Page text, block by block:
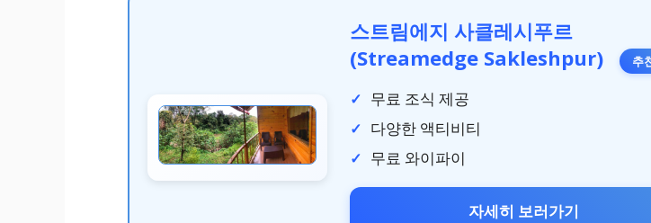
스트림에지 사클레시푸르
(Streamedge Sakleshpur)
추
무료 조식 제공
다양한 액티비티
무료 와이파이
자세히 보러가기